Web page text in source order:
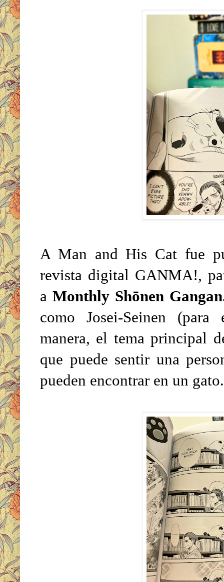
A Man and His Cat fue
revista digital GANMA!,
aMonthly Shōnen
como Josei-Seinen
manera, el tema principal
que puede sentir una
pueden encontrar en un